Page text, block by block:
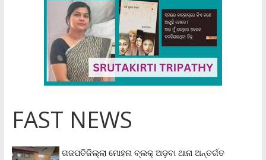
FAST NEWS
ଗଜପତିଜିଲ୍ଲା ମୋହନା ବ୍ଲକ୍‌ ଅଡ଼ବା ଥାନା ଅନ୍ତର୍ଗତ